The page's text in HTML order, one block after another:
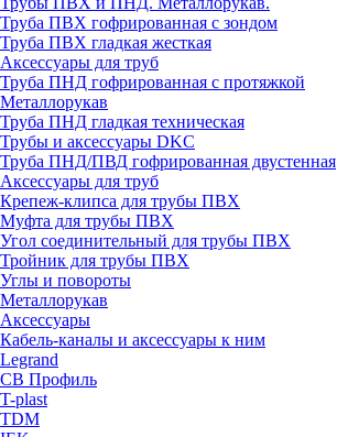
Труба ПВХ гофрированная с зондом
Труба ПВХ гладкая жесткая
Аксессуары для труб
Труба ПНД гофрированная с протяжкой
Металлорукав
Труба ПНД гладкая техническая
Трубы и аксессуары DKC
Труба ПНД/ПВД гофрированная двустенная
Аксессуары для труб
Крепеж-клипса для трубы ПВХ
Муфта для трубы ПВХ
Угол соединительный для трубы ПВХ
Тройник для трубы ПВХ
Углы и повороты
Металлорукав
Аксессуары
Кабель-каналы и аксессуары к ним
Legrand
СВ Профиль
T-plast
TDM